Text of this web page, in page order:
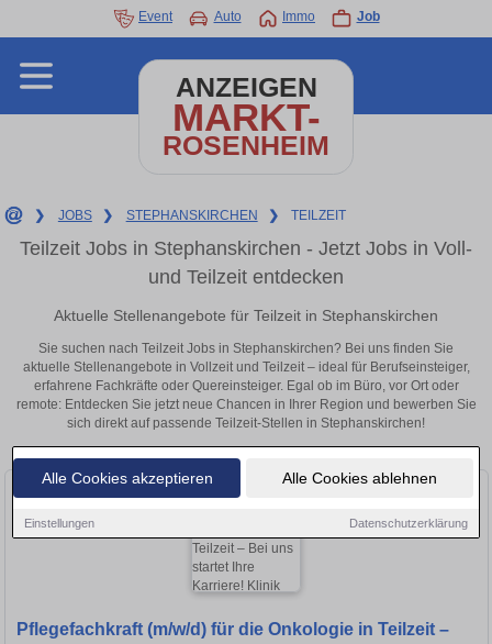
Alle Cookies akzeptieren Alle Cookies ablehnen
Einstellungen Datenschutzerklärung
Event Auto Immo Job
ANZEIGEN
MARKT-
ROSENHEIM
❯ JOBS ❯ STEPHANSKIRCHEN ❯ TEILZEIT
Teilzeit Jobs in Stephanskirchen - Jetzt Jobs in Voll-
und Teilzeit entdecken
Aktuelle Stellenangebote für Teilzeit in Stephanskirchen
Sie suchen nach Teilzeit Jobs in Stephanskirchen? Bei uns finden Sie
aktuelle Stellenangebote in Vollzeit und Teilzeit – ideal für Berufseinsteiger,
erfahrene Fachkräfte oder Quereinsteiger. Egal ob im Büro, vor Ort oder
remote: Entdecken Sie jetzt neue Chancen in Ihrer Region und bewerben Sie
sich direkt auf passende Teilzeit-Stellen in Stephanskirchen!
Pflegefachkraft (m/w/d) für die Onkologie in Teilzeit –